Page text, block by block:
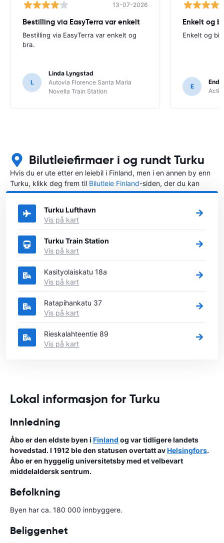
13-07-2026
Bestilling via EasyTerra var enkelt
Bestilling via EasyTerra var enkelt og
bra.
L
Linda Lyngstad
Autovia Florence Santa Maria
Novella Train Station
Enkelt og
Enkelt og
E
Bilutleiefirmaer i og rundt Turku
Hvis du er ute etter en leiebil i Finland, men i en annen by enn
Turku, klikk deg frem til Bilutleie Finland-siden, der du kan
velge byen i Finland der du vil leie en bil.
Turku Lufthavn
Vis på kart
Turku Train Station
Vis på kart
Kasityolaiskatu 18a
Vis på kart
Ratapihankatu 37
Vis på kart
Rieskalahteentie 89
Vis på kart
Lokal informasjon for Turku
Innledning
Åbo er den eldste byen i Finland og var tidligere landets
hovedstad. I 1912 ble den statusen overtatt avHelsingfors.
Åbo er en hyggelig universitetsby med et velbevart
middelaldersk sentrum.
Befolkning
Byen har ca. 180 000 innbyggere.
Beliggenhet